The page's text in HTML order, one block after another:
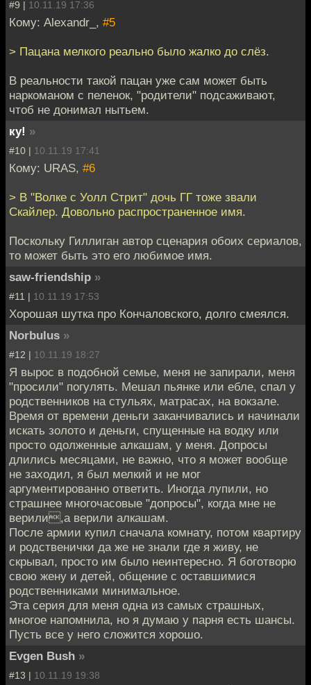
#9 | 10.11.19 17:36
Кому: Alexandr_, #5
> Пацана мелкого реально было жалко до слёз.
В реальности такой пацан уже сам может быть
наркоманом с пеленок, "родители" подсаживают,
чтоб не донимал нытьем.
ку! »
#10 | 10.11.19 17:41
Кому: URAS, #6
> В "Волке с Уолл Стрит" дочь ГГ тоже звали
Скайлер. Довольно распространенное имя.
Поскольку Гиллиган автор сценария обоих сериалов,
то может быть это его любимое имя.
saw-friendship »
#11 | 10.11.19 17:53
Хорошая шутка про Кончаловского, долго смеялся.
Norbulus »
#12 | 10.11.19 18:27
Я вырос в подобной семье, меня не запирали, меня
"просили" погулять. Мешал пьянке или ебле, спал у
родственников на стульях, матрасах, на вокзале.
Время от времени деньги заканчивались и начинали
искать золото и деньги, спущенные на водку или
просто одолженные алкашам, у меня. Допросы
длились месяцами, не важно, что я может вообще
не заходил, я был мелкий и не мог
аргументированно ответить. Иногда лупили, но
страшнее многочасовые "допросы", когда мне не
верили,а верили алкашам.
После армии купил сначала комнату, потом квартиру
и родственички да же не знали где я живу, не
скрывал, просто им было неинтересно. Я боготворю
свою жену и детей, общение с оставшимися
родственниками минимальное.
Эта серия для меня одна из самых страшных,
многое напомнила, но я думаю у парня есть шансы.
Пусть все у него сложится хорошо.
Evgen Bush »
#13 | 10.11.19 19:38